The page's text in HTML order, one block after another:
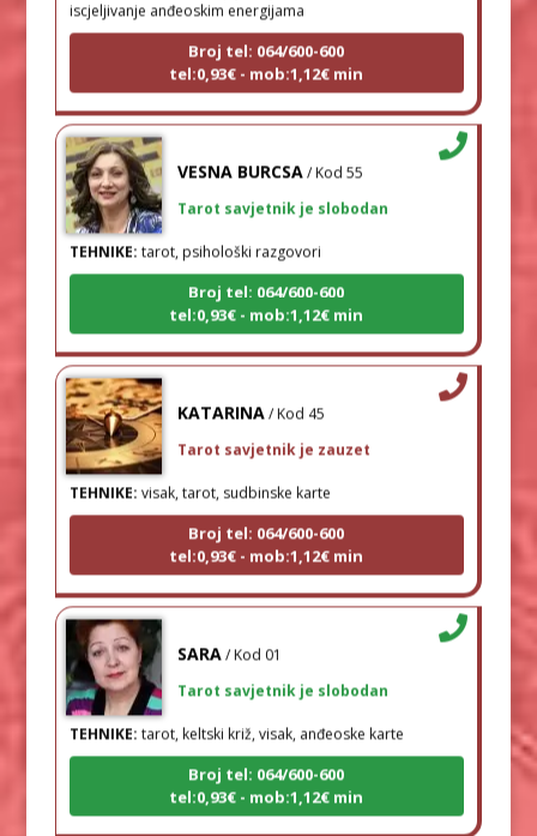
Broj tel: 064/600-600
tel:0,93€ - mob:1,12€ min
TEHNIKE:tarot, psihološki razgovori
Broj tel: 064/600-600
tel:0,93€ - mob:1,12€ min
TEHNIKE:visak, tarot, sudbinske karte
Broj tel: 064/600-600
tel:0,93€ - mob:1,12€ min
TEHNIKE:tarot, keltski križ, visak, anđeoske karte
Broj tel: 064/600-600
tel:0,93€ - mob:1,12€ min